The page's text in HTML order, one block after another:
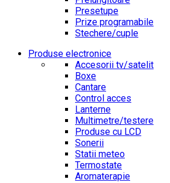
Presetupe
Prize programabile
Stechere/cuple
Produse electronice
Accesorii tv/satelit
Boxe
Cantare
Control acces
Lanterne
Multimetre/testere
Produse cu LCD
Sonerii
Statii meteo
Termostate
Aromaterapie